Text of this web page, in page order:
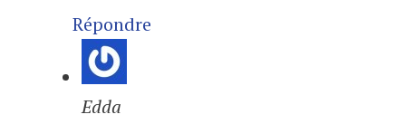
Répondre
Edda